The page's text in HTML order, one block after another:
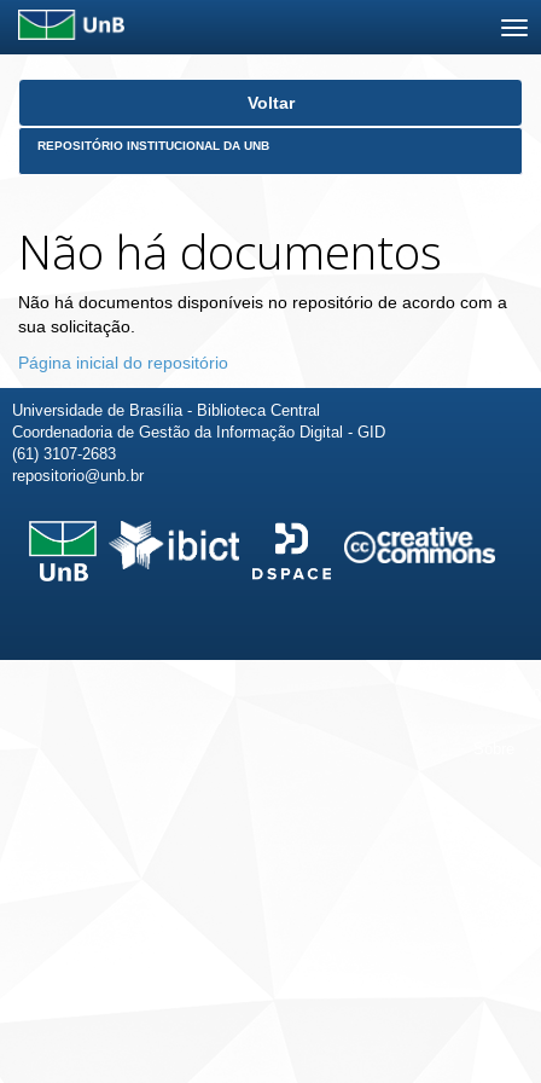
Skip
Voltar
REPOSITÓRIO INSTITUCIONAL DA UNB
Não há documentos
Não há documentos disponíveis no repositório de acordo com a
sua solicitação.
Página inicial do repositório
Universidade de Brasília - Biblioteca Central
Coordenadoria de Gestão da Informação Digital - GID
(61) 3107-2683
repositorio@unb.br